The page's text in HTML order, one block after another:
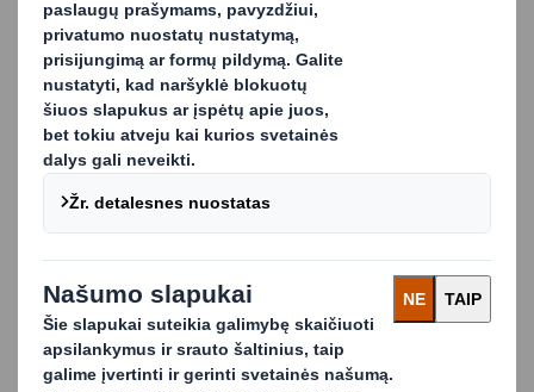
Krepšys dėžutėje. Visų
formų ir dydžių
pakuotės
minkšto plastiko pakuotė, kurią supa apsauginė arba
reklaminė gofruoto kartono dėžutė, su jūsų prekės
ženklu ar pardavimo pranešimu arba be jo. Jie idealiai
tinka visiems, kurie gamina, gabena ir parduoda skysčius,